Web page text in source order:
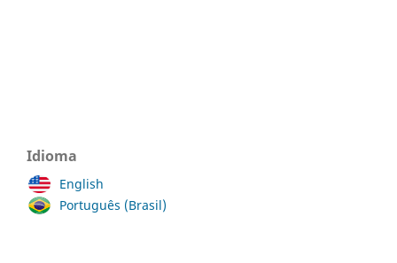
Idioma
English
Português (Brasil)